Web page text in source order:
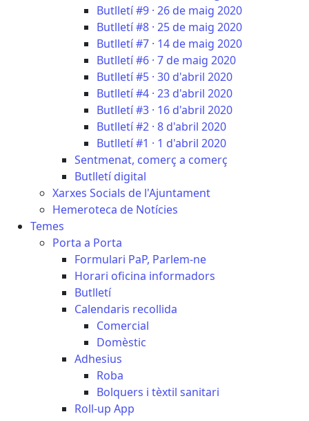
Butlletí #9 · 26 de maig 2020
Butlletí #8 · 25 de maig 2020
Butlletí #7 · 14 de maig 2020
Butlletí #6 · 7 de maig 2020
Butlletí #5 · 30 d'abril 2020
Butlletí #4 · 23 d'abril 2020
Butlletí #3 · 16 d'abril 2020
Butlletí #2 · 8 d'abril 2020
Butlletí #1 · 1 d'abril 2020
Sentmenat, comerç a comerç
Butlletí digital
Xarxes Socials de l'Ajuntament
Hemeroteca de Notícies
Temes
Porta a Porta
Formulari PaP, Parlem-ne
Horari oficina informadors
Butlletí
Calendaris recollida
Comercial
Domèstic
Adhesius
Roba
Bolquers i tèxtil sanitari
Roll-up App